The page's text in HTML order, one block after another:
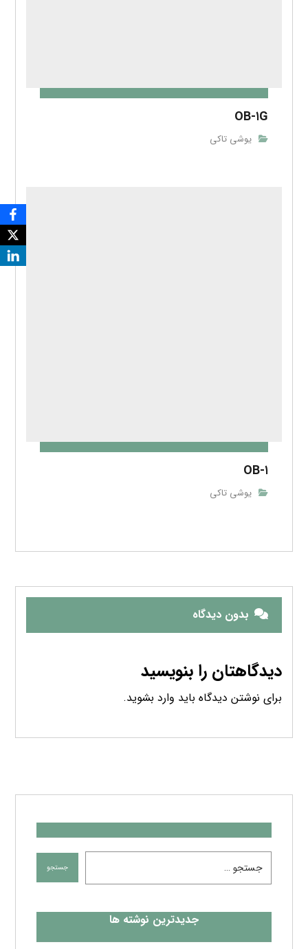
OB-۱G
یوشی تاکی
OB-۱
یوشی تاکی
بدون دیدگاه
دیدگاهتان را بنویسید
برای نوشتن دیدگاه باید وارد بشوید.
جدیدترین نوشته ها